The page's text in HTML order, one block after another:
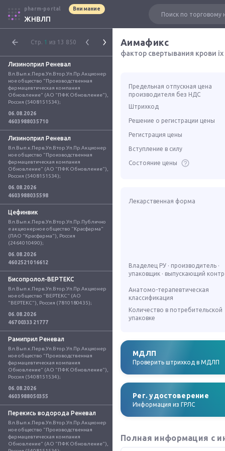
pharm-portal Внимание
ЖНВЛП
Стр. 1 из 13 850
Лизиноприл Реневал
Вл.Вып.к.Перв.Уп.Втор.Уп.Пр.Акционер
ное общество "Производственная
фармацевтическая компания
Обновление" (АО "ПФК Обновление"),
Россия (5408151534);
06.08.2026
4603988035710
Лизиноприл Реневал
Вл.Вып.к.Перв.Уп.Втор.Уп.Пр.Акционер
ное общество "Производственная
фармацевтическая компания
Обновление" (АО "ПФК Обновление"),
Россия (5408151534);
06.08.2026
4603988035598
Цефинвик
Вл.Вып.к.Перв.Уп.Втор.Уп.Пр.Публично
е акционерное общество "Красфарма"
(ПАО "Красфарма"), Россия
(2464010490);
06.08.2026
4602521016612
Бисопролол-ВЕРТЕКС
Вл.Вып.к.Перв.Уп.Втор.Уп.Пр.Акционер
ное общество "ВЕРТЕКС" (АО
"ВЕРТЕКС"), Россия (7810180435);
06.08.2026
4670033321777
Рамиприл Реневал
Вл.Вып.к.Перв.Уп.Втор.Уп.Пр.Акционер
ное общество "Производственная
фармацевтическая компания
Обновление" (АО "ПФК Обновление"),
Россия (5408151534);
06.08.2026
4603988050355
Перекись водорода Реневал
Вл.Вып.к.Перв.Уп.Втор.Уп.Пр.Акционер
ное общество "Производственная
фармацевтическая компания
Обновление" (АО "ПФК Обновление"),
Аимафикс
фактор свертывания крови ix
Предельная отпускная цена
производителя без НДС
Штрихкод
Решение о регистрации цены
Регистрация цены
Вступление в силу
Состояние цены
Лекарственная форма
Владелец РУ · производитель ·
упаковщик · выпускающий
Анатомо-терапевтическая
классификация
Количество в потребительской
упаковке
МДЛП
Проверить штрихкод в МДЛП
Рег. удостоверение
Информация из ГРЛС
Полная информация с